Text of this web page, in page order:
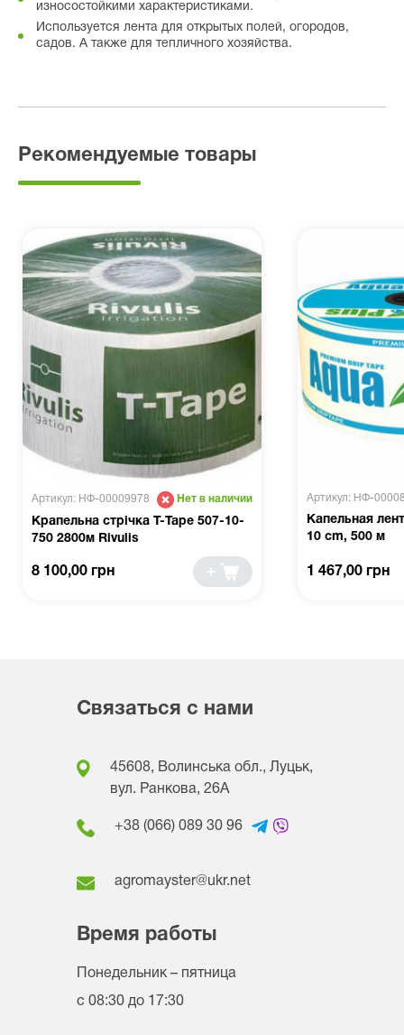
износостойкими характеристиками.
Используется лента для открытых полей, огородов,
садов. А также для тепличного хозяйства.
Рекомендуемые товары
Артикул: НФ-00009978 Нет в наличии
Крапельна стрічка Т-Таре 507-10-
750 2800м Rivulis
8 100,00 грн
Артикул: НФ-
Капельная
10 cm, 500 м
1 467,00 грн
Связаться с нами
45608, Волинська обл., Луцьк,
вул. Ранкова, 26A
+38 (066) 089 30 96
agromayster@ukr.net
Время работы
Понедельник – пятница
с 08:30 до 17:30